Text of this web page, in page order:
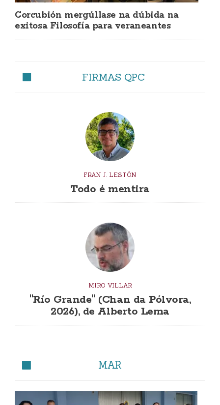
Corcubión mergúllase na dúbida na
exitosa Filosofía para veraneantes
FIRMAS QPC
FRAN J. LESTÓN
Todo é mentira
MIRO VILLAR
"Río Grande" (Chan da Pólvora,
2026), de Alberto Lema
MAR